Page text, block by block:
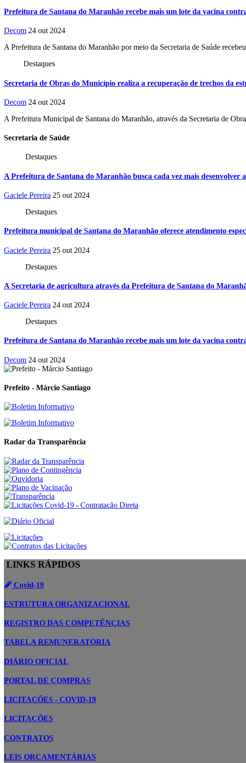
Prefeitura de Santana do Maranhão recebe mais um lote da vacina
Decom 24 out 2024
A Prefeitura de Santana do Maranhão por meio da Secretaria de Saúde
Destaques
Secretaria de Obras do Município realiza a recuperação de trechos da
Decom 24 out 2024
A Prefeitura Municipal de Santana do Maranhão, através da Secretaria de
Secretaria de Saúde
Destaques
A Prefeitura de Santana do Maranhão busca cada vez mais desenvolver
Gaciele Pereira 25 out 2024
Destaques
Prefeitura municipal de Santana do Maranhão oferece atendimento
Gaciele Pereira 25 out 2024
Destaques
A Secretaria de agricultura através da Prefeitura de Santana do
Gaciele Pereira 24 out 2024
Destaques
Prefeitura de Santana do Maranhão recebe mais um lote da vacina
Decom 24 out 2024
Prefeito - Márcio Santiago
Radar da Transparência
LINKS RÁPIDOS
Covid-19
ESTRUTURA ORGANIZACIONAL
REGISTRO DAS COMPETÊNCIAS
TABELA REMUNERATÓRIA
DIÁRIO OFICIAL
PORTAL DE COMPRAS
LICITAÇÕES - COVID-19
LICITAÇÕES
CONTRATOS
LEIS ORÇAMENTÁRIAS